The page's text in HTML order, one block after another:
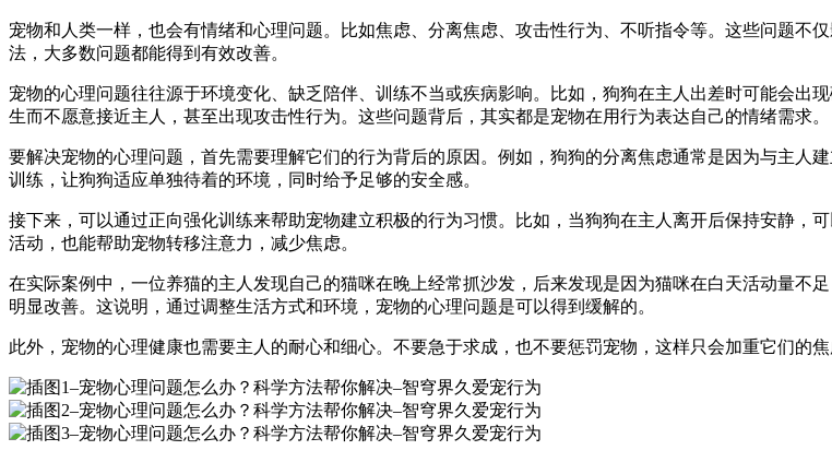
宠物和人类一样，也会有情绪和心理问题。比如焦虑、分离焦虑、攻击性行为、不听指令等。这些问题不
法，大多数问题都能得到有效改善。
宠物的心理问题往往源于环境变化、缺乏陪伴、训练不当或疾病影响。比如，狗狗在主人出差时可能会出
生而不愿意接近主人，甚至出现攻击性行为。这些问题背后，其实都是宠物在用行为表达自己的情绪需求。
要解决宠物的心理问题，首先需要理解它们的行为背后的原因。例如，狗狗的分离焦虑通常是因为与主人
训练，让狗狗适应单独待着的环境，同时给予足够的安全感。
接下来，可以通过正向强化训练来帮助宠物建立积极的行为习惯。比如，当狗狗在主人离开后保持安静，
活动，也能帮助宠物转移注意力，减少焦虑。
在实际案例中，一位养猫的主人发现自己的猫咪在晚上经常抓沙发，后来发现是因为猫咪在白天活动量不
明显改善。这说明，通过调整生活方式和环境，宠物的心理问题是可以得到缓解的。
此外，宠物的心理健康也需要主人的耐心和细心。不要急于求成，也不要惩罚宠物，这样只会加重它们的